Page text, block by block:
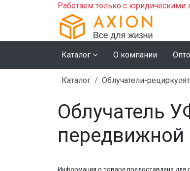
Работаем только с юридическими
Каталог О компании
Каталог Облучатели-
Облучатель
Информация о товаре предоставлена для